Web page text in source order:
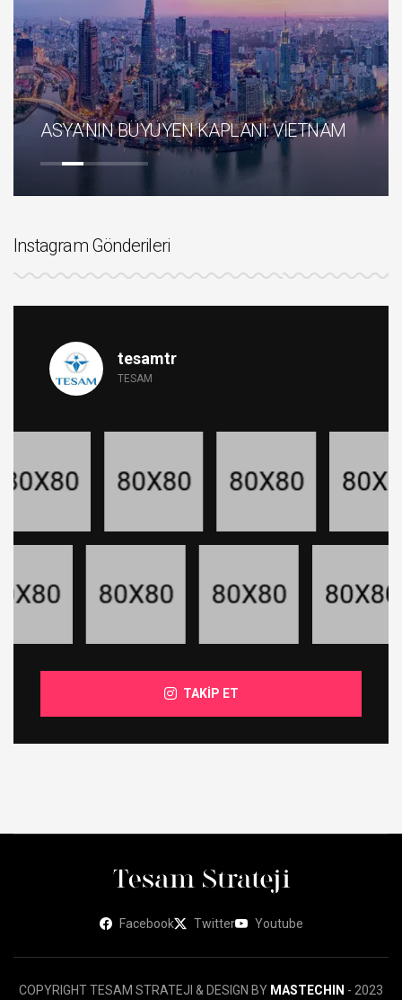
KAPLANI: VİETNAM
KRİTİK ALTYAPI
ZEKA: YENİ
Instagram Gönderileri
tesamtr
TESAM
TAKİP ET
Facebook Twitter Youtube
COPYRIGHT TESAM STRATEJI & DESIGN BY MASTECHIN - 2023